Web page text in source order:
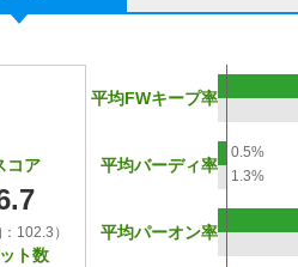
コア
102.3）
ト数
平均FWキープ率
平均バーディ率
0.5%
1.3%
平均パーオン率